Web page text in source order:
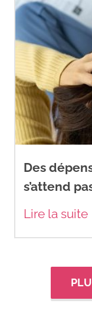
Des
s’attend
Lire la suite